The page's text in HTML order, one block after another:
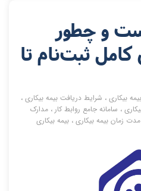
و چطور
کامل ثبت‌نام تا
بیمه بیکاری ، شرایط دریافت بیمه بیکاری ،
، سامانه جامع روابط کار ، مدارک
مدت زمان بیمه بیکاری ، بیمه بیکاری